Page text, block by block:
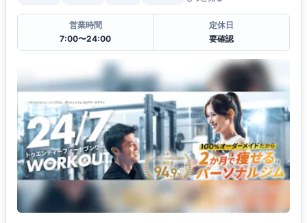
営業時間
7:00〜24:00
定休日
要確認